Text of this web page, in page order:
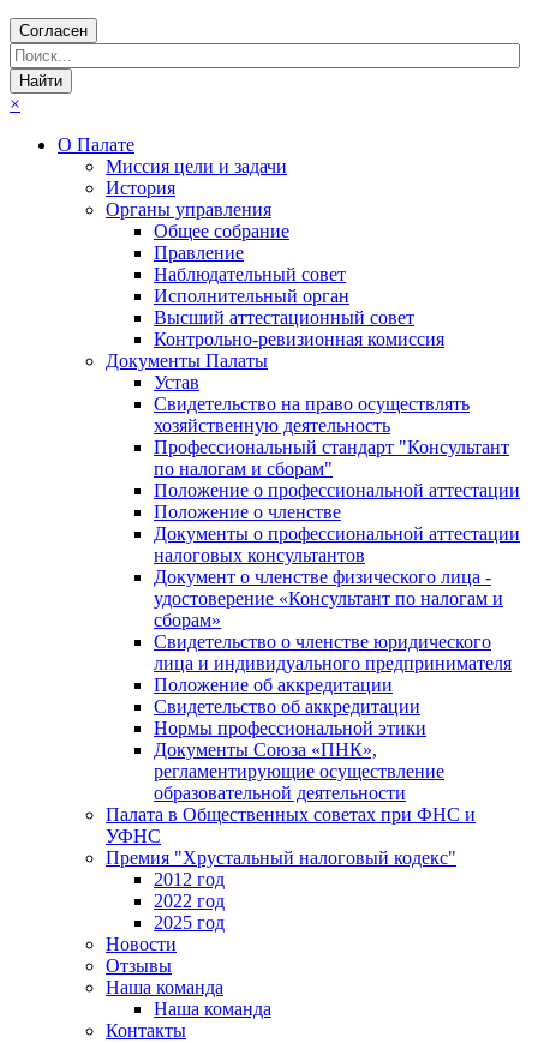
Согласен
×
О Палате
Миссия цели и задачи
История
Органы управления
Общее собрание
Правление
Наблюдательный совет
Исполнительный орган
Высший аттестационный совет
Контрольно-ревизионная комиссия
Документы Палаты
Устав
Свидетельство на право осуществлять
хозяйственную деятельность
Профессиональный стандарт "Консультант
по налогам и сборам"
Положение о профессиональной аттестации
Положение о членстве
Документы о профессиональной аттестации
налоговых консультантов
Документ о членстве физического лица -
удостоверение «Консультант по налогам и
сборам»
Свидетельство о членстве юридического
лица и индивидуального предпринимателя
Положение об аккредитации
Свидетельство об аккредитации
Нормы профессиональной этики
Документы Союза «ПНК»,
регламентирующие осуществление
образовательной деятельности
Палата в Общественных советах при ФНС и
УФНС
Премия "Хрустальный налоговый кодекс"
2012 год
2022 год
2025 год
Новости
Отзывы
Наша команда
Наша команда
Контакты